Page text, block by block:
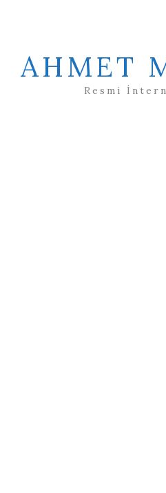
AHMET
Resmi